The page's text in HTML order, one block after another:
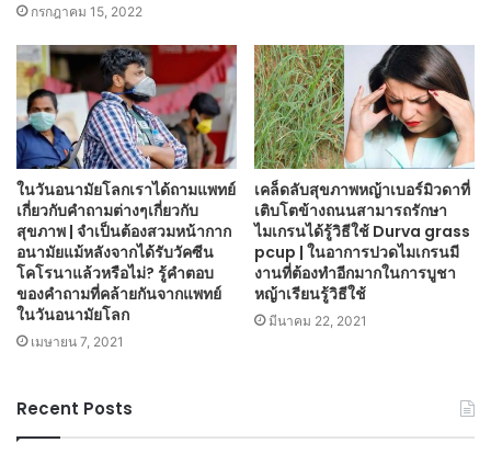
กรกฎาคม 15, 2022
ในวันอนามัยโลกเราได้ถามแพทย์
เกี่ยวกับคำถามต่างๆเกี่ยวกับ
สุขภาพ | จำเป็นต้องสวมหน้ากาก
อนามัยแม้หลังจากได้รับวัคซีน
โคโรนาแล้วหรือไม่? รู้คำตอบ
ของคำถามที่คล้ายกันจากแพทย์
ในวันอนามัยโลก
เมษายน 7, 2021
เคล็ดลับสุขภาพหญ้าเบอร์มิวดาที่
เติบโตข้างถนนสามารถรักษา
ไมเกรนได้รู้วิธีใช้ Durva grass
pcup | ในอาการปวดไมเกรนมี
งานที่ต้องทำอีกมากในการบูชา
หญ้าเรียนรู้วิธีใช้
มีนาคม 22, 2021
Recent Posts